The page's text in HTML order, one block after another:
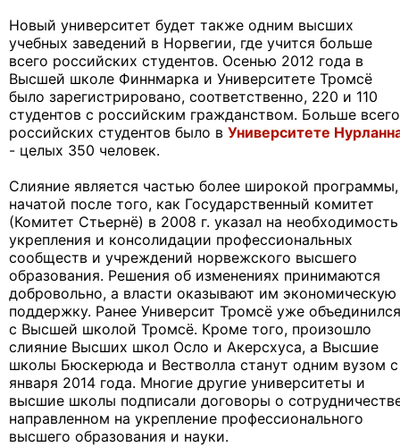
Новый университет будет также одним высших
учебных заведений в Норвегии, где учится больше
всего российских студентов. Осенью 2012 года в
Высшей школе Финнмарка ​​и Университете Тромсё
было зарегистрировано, соответственно, 220 и 110
студентов с российским гражданством. Больше всего
российских студентов было в Университете
- целых 350 человек.
Слияние является частью более широкой программы,
начатой после того, как Государственный комитет
(Комитет Стьернё) в 2008 г. указал на необходимость
укрепления и консолидации профессиональных
сообществ и учреждений норвежского высшего
образования. Решения об изменениях принимаются
добровольно, а власти оказывают им экономическую
поддержку. Ранее Университ Тромсё уже объединился
с Высшей школой Тромсё. Кроме того, произошло
слияние Высших школ Осло и Акерсхуса, а Высшие
школы Бюскерюда и Вестволла станут одним вузом с
января 2014 года. Многие другие университеты и
высшие школы подписали договоры о
направленном на укрепление профессионального
высшего образования и науки.